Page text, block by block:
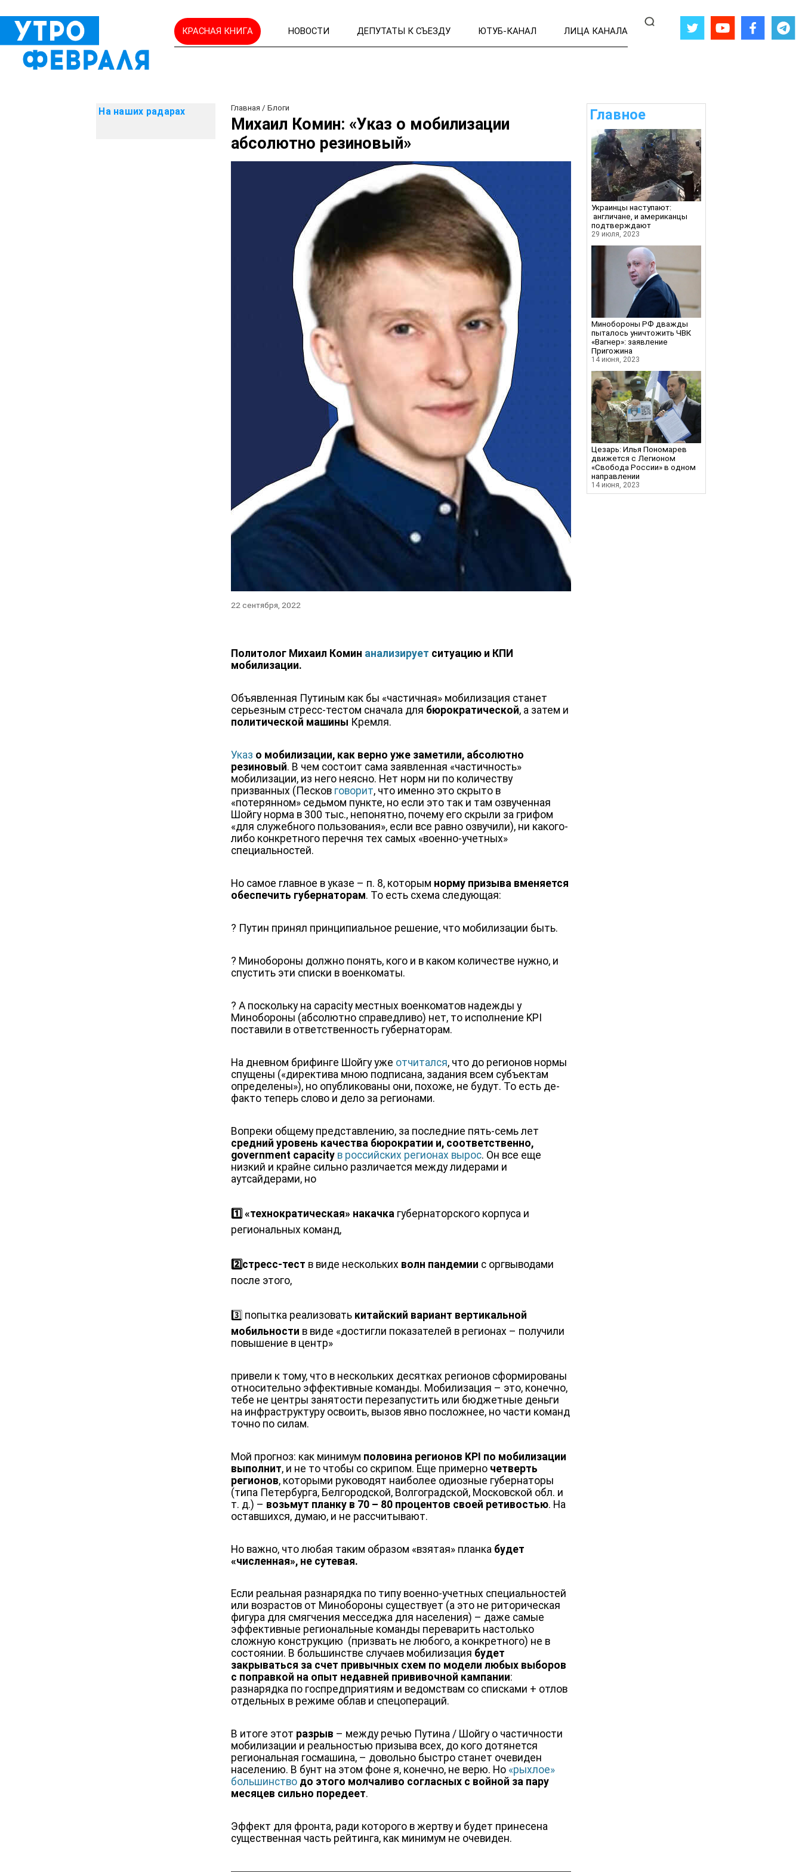
КРАСНАЯ КНИГА НОВОСТИ ДЕПУТАТЫ К СЪЕЗДУ ЮТУБ-КАНАЛ ЛИЦА КАНАЛА
На наших радарах Главная /Блоги
Михаил Комин: «Указ о мобилизации
абсолютно резиновый»
22 сентября, 2022
Политолог Михаил Комин анализирует ситуацию и КПИ
мобилизации.
Объявленная Путиным как бы «частичная» мобилизация станет
серьезным стресс-тестом сначала для бюрократической, а затем и
политической машины Кремля.
Указ о мобилизации, как верно уже заметили, абсолютно
резиновый. В чем состоит сама заявленная «частичность»
мобилизации, из него неясно. Нет норм ни по количеству
призванных (Песков говорит, что именно это скрыто в
«потерянном» седьмом пункте, но если это так и там озвученная
Шойгу норма в 300 тыс., непонятно, почему его скрыли за грифом
«для служебного пользования», если все равно озвучили), ни какого-
либо конкретного перечня тех самых «военно-учетных»
специальностей.
Но самое главное в указе – п. 8, которым норму призыва вменяется
обеспечить губернаторам. То есть схема следующая:
? Путин принял принципиальное решение, что мобилизации быть.
? Минобороны должно понять, кого и в каком количестве нужно, и
спустить эти списки в военкоматы.
? А поскольку на capacity местных военкоматов надежды у
Минобороны (абсолютно справедливо) нет, то исполнение KPI
поставили в ответственность губернаторам.
На дневном брифинге Шойгу уже отчитался, что до регионов нормы
спущены («директива мною подписана, задания всем субъектам
определены»), но опубликованы они, похоже, не будут. То есть де-
факто теперь слово и дело за регионами.
Вопреки общему представлению, за последние пять-семь лет
средний уровень качества бюрократии и, соответственно,
government capacity в российских регионах вырос. Он все еще
низкий и крайне сильно различается между лидерами и
аутсайдерами, но
1️⃣ «технократическая» накачка губернаторского корпуса и
региональных команд,
2️⃣стресс-тест в виде нескольких волн пандемии с оргвыводами
после этого,
3️⃣ попытка реализовать китайский вариант вертикальной
мобильности в виде «достигли показателей в регионах – получили
повышение в центр»
привели к тому, что в нескольких десятках регионов сформированы
относительно эффективные команды. Мобилизация – это, конечно,
тебе не центры занятости перезапустить или бюджетные деньги
на инфраструктуру освоить, вызов явно посложнее, но части команд
точно по силам.
Мой прогноз: как минимум половина регионов KPI по мобилизации
выполнит, и не то чтобы со скрипом. Еще примерно четверть
регионов, которыми руководят наиболее одиозные губернаторы
(типа Петербурга, Белгородской, Волгоградской, Московской обл. и
т. д.) – возьмут планку в 70 – 80 процентов своей ретивостью. На
оставшихся, думаю, и не рассчитывают.
Но важно, что любая таким образом «взятая» планка будет
«численная», не сутевая.
Если реальная разнарядка по типу военно-учетных специальностей
или возрастов от Минобороны существует (а это не риторическая
фигура для смягчения месседжа для населения) – даже самые
эффективные региональные команды переварить настолько
сложную конструкцию (призвать не любого, а конкретного) не в
состоянии. В большинстве случаев мобилизация будет
закрываться за счет привычных схем по модели любых выборов
с поправкой на опыт недавней прививочной кампании:
разнарядка по госпредприятиям и ведомствам со списками + отлов
отдельных в режиме облав и спецопераций.
В итоге этот разрыв – между речью Путина / Шойгу о частичности
мобилизации и реальностью призыва всех, до кого дотянется
региональная госмашина, – довольно быстро станет очевиден
населению. В бунт на этом фоне я, конечно, не верю. Но «рыхлое»
большинство до этого молчаливо согласных с войной за пару
месяцев сильно поредеет.
Эффект для фронта, ради которого в жертву и будет принесена
существенная часть рейтинга, как минимум не очевиден.
Главное
Украинцы наступают:
англичане, и американцы
подтверждают
29 июля, 2023
Минобороны РФ дважды
пыталось уничтожить ЧВК
«Вагнер»: заявление
Пригожина
14 июня, 2023
Цезарь: Илья Пономарев
движется с Легионом
«Свобода России» в одном
направлении
14 июня, 2023